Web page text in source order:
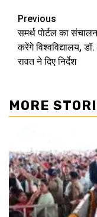
Continue
Reading
Previous
समर्थ पोर्टल का
करेंगे विश्वविद्यालय,
रावत ने दिए निर्देश
MORE